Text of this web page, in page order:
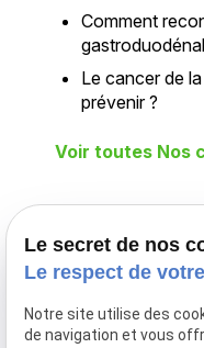
Comment
gastroduodénal
Le cancer de
prévenir ?
Voir toutes Nos
02
Le secret de nos
Le respect de
Notre site utilise des
de navigation et vous